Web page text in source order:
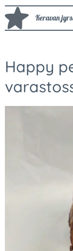
Keravan
Happy